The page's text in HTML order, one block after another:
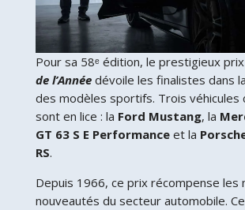
Pour sa 58ᵉ édition, le prestigieux
de l’Annéedévoile les finalistes dans
des modèles sportifs. Trois véhicules
sont en lice : la Ford Mustang, la
GT 63 S E Performanceet la
RS.
Depuis 1966, ce prix récompense les
nouveautés du secteur automobile.